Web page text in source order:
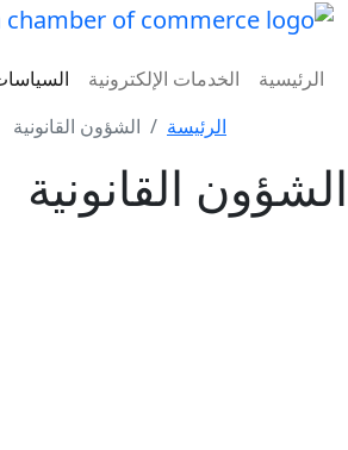
الرئيسية الخدمات الإلكترونية
الرئيسة
الشؤون القانونية
الشؤون القانونية